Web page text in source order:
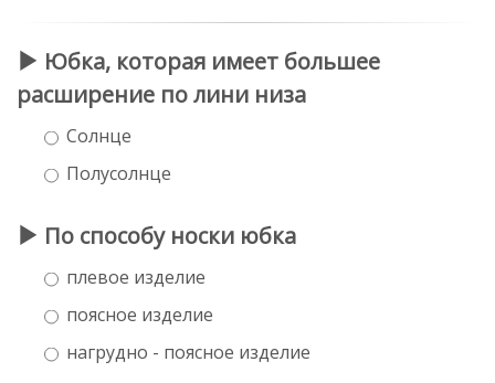
Юбка, которая имеет большее
расширение по лини низа
Солнце
Полусолнце
По способу носки юбка
плевое изделие
поясное изделие
нагрудно - поясное изделие